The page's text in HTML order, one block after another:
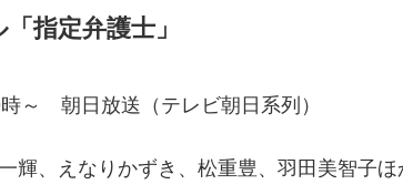
指定弁護士」
～ 朝日放送（テレビ朝日系列）
輝、えなりかずき、松重豊、羽田美智子ほ